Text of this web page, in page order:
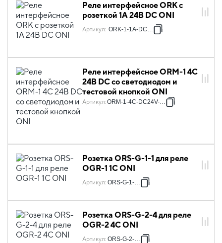
Реле интерфейсное ORK с
розеткой 1A 24В DC ONI
Артикул: ORK-1-1A-DC24V
Реле интерфейсное ORM-1 4C
24В DC со светодиодом и
тестовой кнопкой ONI
Артикул:ORM-1-4C-DC24V-L-B
Розетка ORS-G-1-1 для реле
OGR-1 1C ONI
Артикул: ORS-G-1-1-G
Розетка ORS-G-2-4 для реле
OGR-2 4C ONI
Артикул: ORS-G-2-4-G